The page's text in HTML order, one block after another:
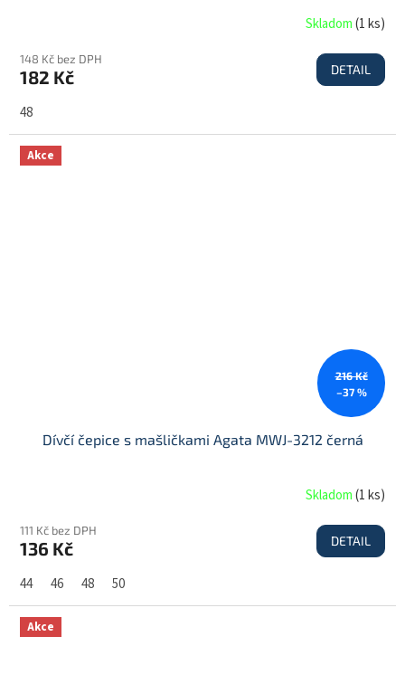
Skladom(1 ks)
148 Kč bez DPH
182 Kč DETAIL
48
Akce
216 Kč
–37 %
Dívčí čepice s mašličkami Agata MWJ-3212 černá
Skladom(1 ks)
111 Kč bez DPH
136 Kč DETAIL
44 46 48 50
Akce